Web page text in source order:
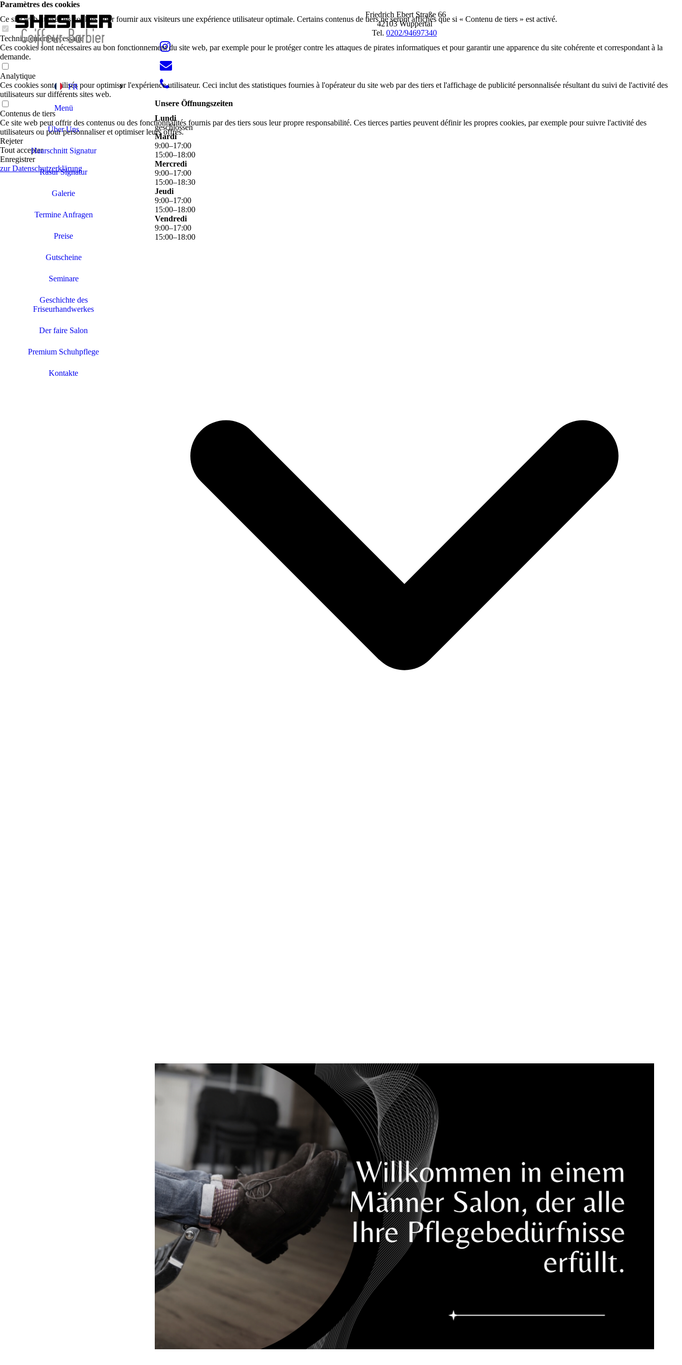
FR
Menü
Über Uns
Haarschnitt Signatur
Rasur Signatur
Galerie
Termine Anfragen
Preise
Gutscheine
Seminare
Geschichte des
Friseurhandwerkes
Der faire Salon
Premium Schuhpflege
Kontakte
Friedrich Ebert Straße 66
42103 Wuppertal
Tel. 0202/94697340
Unsere Öffnungszeiten
Lundi
geschlossen
Mardi
9:00–17:00
15:00–18:00
Mercredi
9:00–17:00
15:00–18:30
Jeudi
9:00–17:00
15:00–18:00
Vendredi
9:00–17:00
15:00–18:00
Paramètres des cookies
Ce site web utilise des cookies pour fournir aux visiteurs une expérience utilisateur optimale. Certains contenus de tiers ne seront affichés que si « Contenu de tiers » est activé.
Techniquement nécessaire
Ces cookies sont nécessaires au bon fonctionnement du site web, par exemple pour le protéger contre les attaques de pirates informatiques et pour garantir une apparence du site cohérente et correspondant à la
demande.
Analytique
Ces cookies sont utilisés pour optimiser l'expérience utilisateur. Ceci inclut des statistiques fournies à l'opérateur du site web par des tiers et l'affichage de publicité personnalisée résultant du suivi de l'activité des
utilisateurs sur différents sites web.
Contenus de tiers
Ce site web peut offrir des contenus ou des fonctionnalités fournis par des tiers sous leur propre responsabilité. Ces tierces parties peuvent définir les propres cookies, par exemple pour suivre l'activité des
utilisateurs ou pour personnaliser et optimiser leurs offres.
Rejeter
Tout accepter
Enregistrer
zur Datenschutzerklärung